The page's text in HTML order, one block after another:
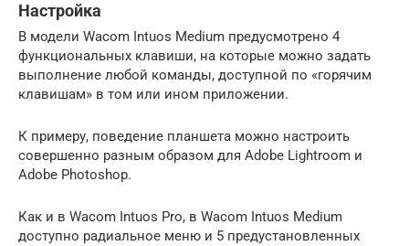
Настройка
В модели Wacom Intuos Medium предусмотрено 4
функциональных клавиши, на которые можно задать
выполнение любой команды, доступной по «горячим
клавишам» в том или ином приложении.
К примеру, поведение планшета можно настроить
совершенно разным образом для Adobe Lightroom и
Adobe Photoshop.
Как и в Wacom Intuos Pro, в Wacom Intuos Medium
доступно радиальное меню и 5 предустановленных